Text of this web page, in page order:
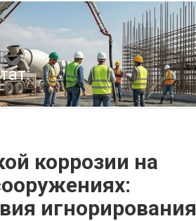
коррозии на
игнорирования